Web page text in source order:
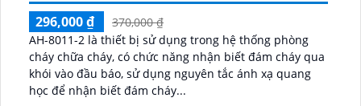
296,000 ₫
370,000 ₫
AH-8011-2 là thiết bị sử dụng trong hệ thống phòng
cháy chữa cháy, có chức năng nhận biết đám cháy qua
khói vào đầu báo, sử dụng nguyên tắc ánh xạ quang
học để nhận biết đám cháy...